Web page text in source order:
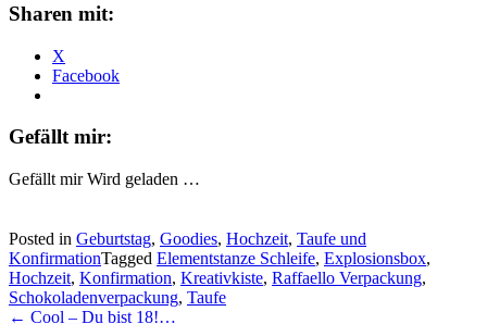
Sharen mit:
X
Facebook
Gefällt mir:
Gefällt mir Wird geladen …
Posted in Geburtstag, Goodies, Hochzeit, Taufe und
KonfirmationTagged Elementstanze Schleife, Explosionsbox,
Hochzeit, Konfirmation, Kreativkiste, Raffaello Verpackung,
Schokoladenverpackung, Taufe
Post
← Cool – Du bist 18!…